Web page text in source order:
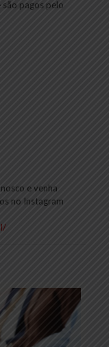
pagos pelo
e venha
no Instagram